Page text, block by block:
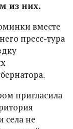
из них.
вместе
пресс-тура
пригласила
села не